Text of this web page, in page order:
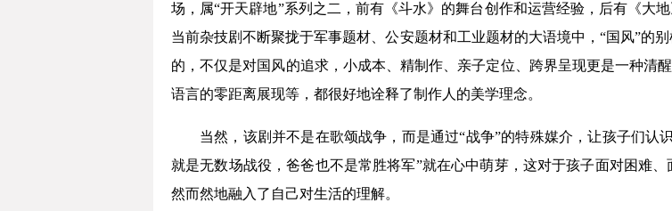
场，属“开天辟地”系列之二，前有《斗水》的舞台创作和运营经验，后有《大
当前杂技剧不断聚拢于军事题材、公安题材和工业题材的大语境中，“国风”的
的，不仅是对国风的追求，小成本、精制作、亲子定位、跨界呈现更是一种清
语言的零距离展现等，都很好地诠释了制作人的美学理念。
当然，该剧并不是在歌颂战争，而是通过“战争”的特殊媒介，让孩子们认
就是无数场战役，爸爸也不是常胜将军”就在心中萌芽，这对于孩子面对困难
然而然地融入了自己对生活的理解。